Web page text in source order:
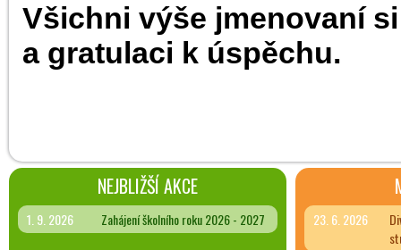
Všichni výše jmenovaní
a gratulaci k úspěchu.
NEJBLIŽŠÍ AKCE
1. 9. 2026 Zahájení školního roku 2026 - 2027 23. 6. 2026